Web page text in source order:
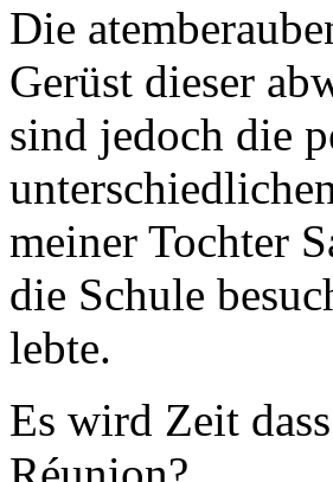
Die
Gerüst dieser
sind jedoch die
meiner Tochter
die Schule
lebte.
Es wird Zeit